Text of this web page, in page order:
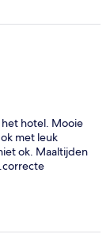
het hotel. Mooie
met leuk
ok. Maaltijden